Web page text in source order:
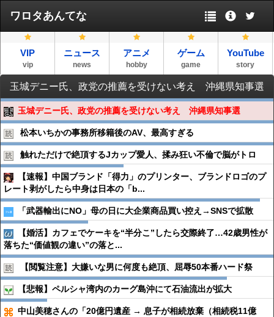
ワロタあんてな
VIP
vip
ニュース
news
アニメ
hobby
ゲーム
game
YouTube
story
玉城デニー氏、政党の推薦を受けない考え 沖縄県知事選
玉城デニー氏、政党の推薦を受けない考え 沖縄県知事選
松本いちかの事務所移籍後のAV、最高すぎる
触れただけで絶頂するJカップ愛人、揉み狂い不倫で脳がトロ
【速報】中国ブランド「得力」のプリンター、ブランドロゴのプ
レート剥がしたら中身は日本の「b...
「武器輸出にNO」母の日に大企業商品買い控え→SNSで拡散
【婚活】カフェでケーキを“半分こ”したら交際終了…42歳男性が
落ちた“価値観の違い”の落と...
【閲覧注意】大嫌いな男に何度も絶頂、屈辱50本番ハード祭
【悲報】ペルシャ湾内のカーグ島沖にて石油流出が拡大
中山美穂さんの「20億円遺産 → 息子が相続放棄（相続税11億